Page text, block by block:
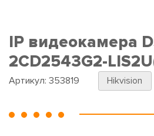
IP видеокамера
2CD2543G2-
Артикул: 353819 Hikvision